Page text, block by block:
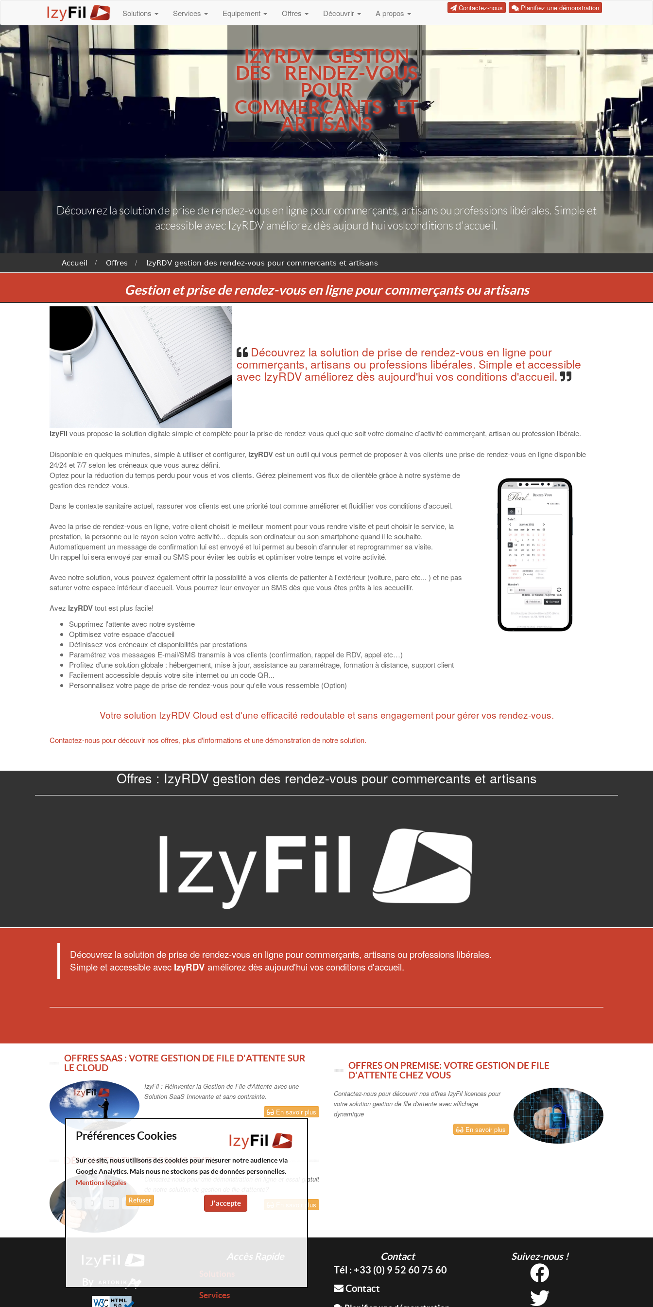
Planifiez une démonstration
Contactez-nous
Solutions Services Equipement Offres Découvrir A propos
IZYRDV GESTION
DES RENDEZ-VOUS
POUR
COMMERCANTS ET
ARTISANS
Découvrez la solution de prise de rendez-vous en ligne pour commerçants, artisans ou professions libérales. Simple et
accessible avec IzyRDV améliorez dès aujourd'hui vos conditions d'accueil.
Accueil Offres IzyRDV gestion des rendez-vous pour commercants et artisans
Gestion et prise de rendez-vous en ligne pour commerçants ou artisans
Découvrez la solution de prise de rendez-vous en ligne pour
commerçants, artisans ou professions libérales. Simple et accessible
avec IzyRDV améliorez dès aujourd'hui vos conditions d'accueil.
IzyFil vous propose la solution digitale simple et complète pour la prise de rendez-vous quel que soit votre domaine d’activité commerçant, artisan ou profession libérale.
Disponible en quelques minutes, simple à utiliser et configurer, IzyRDVest un outil qui vous permet de proposer à vos clients une prise de rendez-vous en ligne disponible
24/24 et 7/7 selon les créneaux que vous aurez défini.
Optez pour la réduction du temps perdu pour vous et vos clients. Gérez pleinement vos flux de clientèle grâce à notre système de
gestion des rendez-vous.
Dans le contexte sanitaire actuel, rassurer vos clients est une priorité tout comme améliorer et fluidifier vos conditions d'accueil.
Avec la prise de rendez-vous en ligne, votre client choisit le meilleur moment pour vous rendre visite et peut choisir le service, la
prestation, la personne ou le rayon selon votre activité... depuis son ordinateur ou son smartphone quand il le souhaite.
Automatiquement un message de confirmation lui est envoyé et lui permet au besoin d’annuler et reprogrammer sa visite.
Un rappel lui sera envoyé par email ou SMS pour éviter les oublis et optimiser votre temps et votre activité.
Avec notre solution, vous pouvez également offrir la possibilité à vos clients de patienter à l'extérieur (voiture, parc etc... ) et ne pas
saturer votre espace intérieur d'accueil. Vous pourrez leur envoyer un SMS dès que vous êtes prêts à les accueillir.
Avez IzyRDVtout est plus facile!
Supprimez l'attente avec notre système
Optimisez votre espace d'accueil
Définissez vos créneaux et disponibilités par prestations
Paramétrez vos messages E-mail/SMS transmis à vos clients (confirmation, rappel de RDV, appel etc…)
Profitez d'une solution globale : hébergement, mise à jour, assistance au paramétrage, formation à distance, support client
Facilement accessible depuis votre site internet ou un code QR...
Personnalisez votre page de prise de rendez-vous pour qu'elle vous ressemble (Option)
Votre solution IzyRDV Cloud est d'une efficacité redoutable et sans engagement pour gérer vos rendez-vous.
Contactez-nous pour découvir nos offres, plus d'informations et une démonstration de notre solution.
Offres : IzyRDV gestion des rendez-vous pour commercants et artisans
Découvrez la solution de prise de rendez-vous en ligne pour commerçants, artisans ou professions libérales.
Simple et accessible avec IzyRDV améliorez dès aujourd'hui vos conditions d'accueil.
OFFRES SAAS : VOTRE GESTION DE FILE D'ATTENTE SUR
LE CLOUD
IzyFil : Réinventer la Gestion de File d'Attente avec une
Solution SaaS Innovante et sans contrainte.
En savoir plus
OFFRES ON PREMISE: VOTRE GESTION DE FILE
D'ATTENTE CHEZ VOUS
Contactez-nous pour découvrir nos offres IzyFil licences pour
votre solution gestion de file d'attente avec affichage
dynamique
En savoir plus
DÉMONSTRATION ET ESSAIS IZYFIL
Concatez-nous pour une démonstration en ligne et essai gratuit
En savoir plus
By
Accès Rapide
Services
Contact
Tél : +33 (0) 9 52 60 75 60
Contact
Suivez-nous !
Préférences Cookies
Sur ce site, nous utilisons des cookies pour mesurer notre audience via
Google Analytics. Mais nous ne stockons pas de données personnelles.
Mentions légales
J'accepte
Refuser